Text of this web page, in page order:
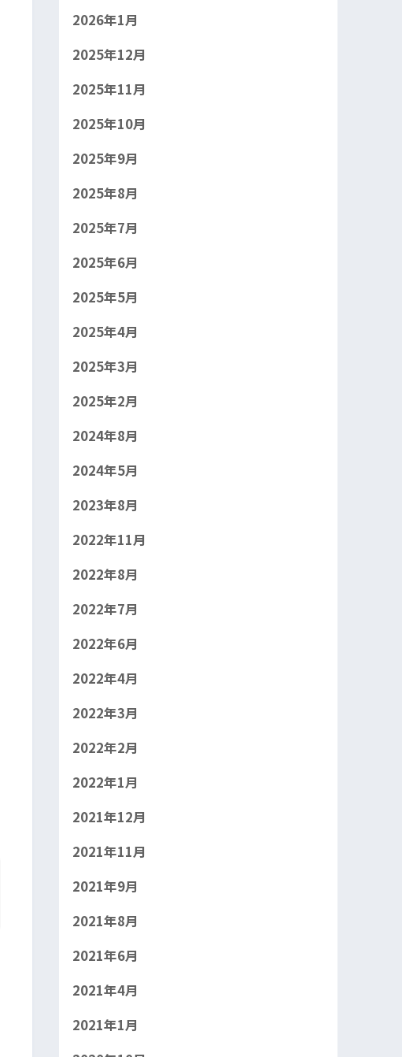
2026年1月
2025年12月
2025年11月
2025年10月
2025年9月
2025年8月
2025年7月
2025年6月
2025年5月
2025年4月
2025年3月
2025年2月
2024年8月
2024年5月
2023年8月
2022年11月
2022年8月
2022年7月
2022年6月
2022年4月
2022年3月
2022年2月
2022年1月
2021年12月
2021年11月
2021年9月
2021年8月
2021年6月
2021年4月
2021年1月